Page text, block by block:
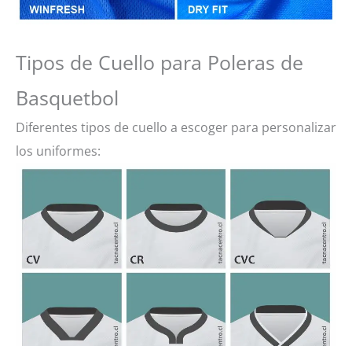
Tipos de Cuello para Poleras de
Basquetbol
Diferentes tipos de cuello a escoger para personalizar
los uniformes: